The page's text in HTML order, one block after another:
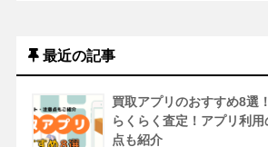
最近の記事
買取アプリのおすすめ8選
らくらく査定！アプリ利
点も紹介